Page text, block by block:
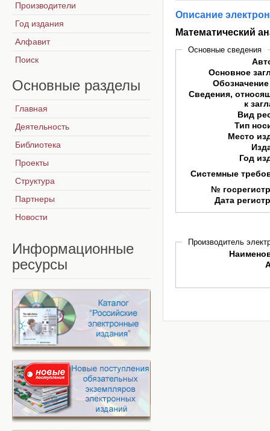
Описание
Математический
Основные сведения
Основное
Сведения,
к
Вид
Тип
Место
Год
Системные
№
Дата
Производитель
Производители
Год издания
Алфавит
Поиск
Основные разделы
Главная
Деятельность
Библиотека
Проекты
Структура
Партнеры
Новости
Информационные
ресурсы